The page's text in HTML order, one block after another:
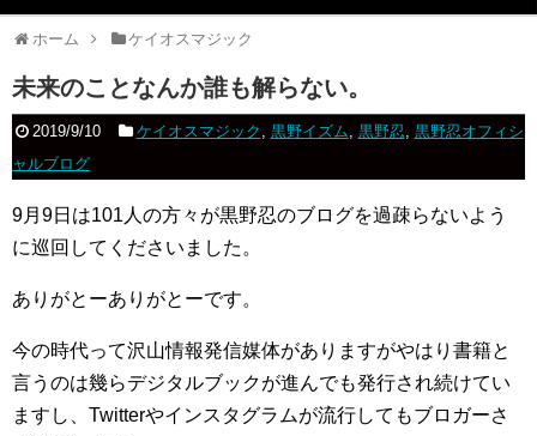
ホーム ケイオスマジック
未来のことなんか誰も解らない。
2019/9/10 ケイオスマジック , 黒野イズム, 黒野忍, 黒野忍オフィシ
ャルブログ
9月9日は101人の方々が黒野忍のブログを過疎らないよう
に巡回してくださいました。
ありがとーありがとーです。
今の時代って沢山情報発信媒体がありますがやはり書籍と
言うのは幾らデジタルブックが進んでも発行され続けてい
ますし、Twitterやインスタグラムが流行してもブロガーさ